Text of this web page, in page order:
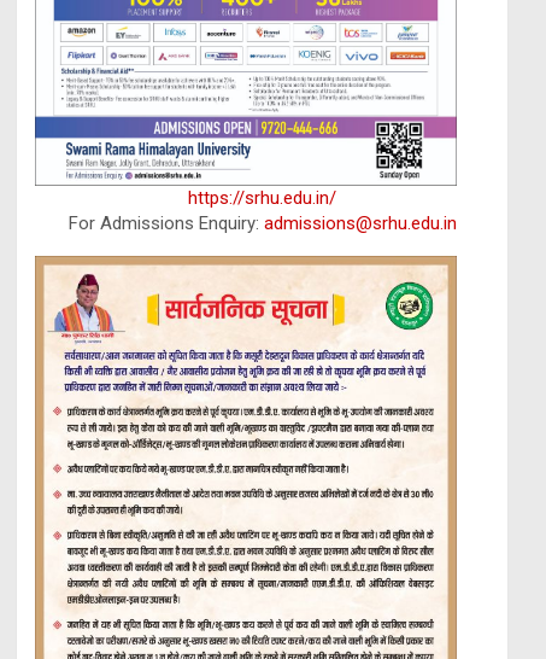
https://srhu.edu.in/
For Admissions Enquiry: admissions@srhu.edu.in